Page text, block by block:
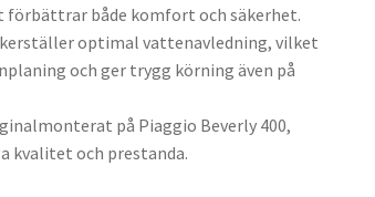
förbättrar både komfort och säkerhet.
optimal vattenavledning, vilket
och ger trygg körning även på
på Piaggio Beverly 400,
kvalitet och prestanda.